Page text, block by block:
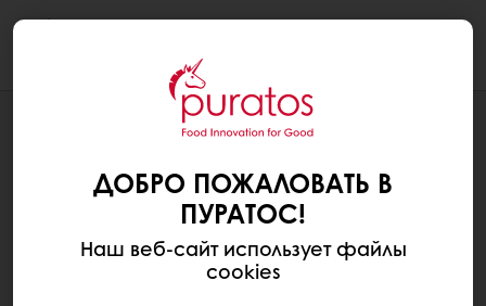
ГЛАВНАЯ СТРАНИЦА
ДОБРО ПОЖАЛОВАТЬ В
ПУРАТОС!
Наш веб-сайт использует файлы
cookies